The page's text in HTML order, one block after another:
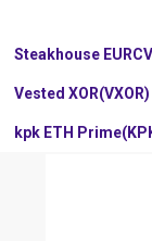
Steakhouse
Vested XOR(VXOR)
kpk ETH